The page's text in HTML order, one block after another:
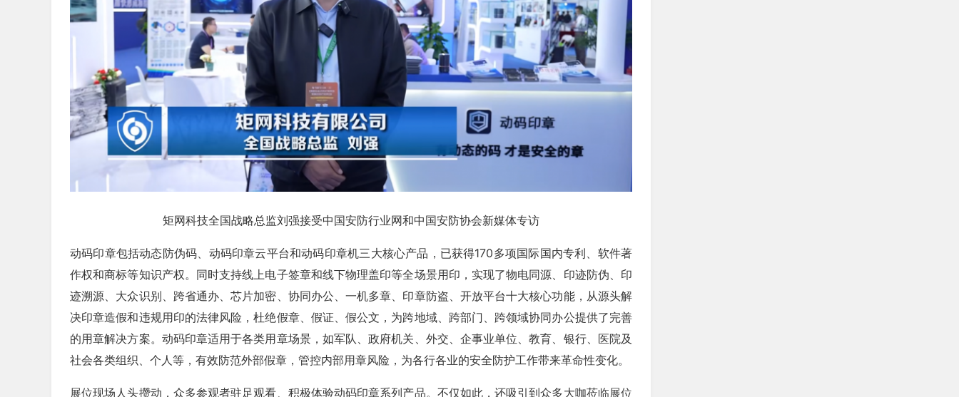
矩网科技全国战略总监刘强接受中国安防行业网和中国安防协会新媒体专访
动码印章包括动态防伪码、动码印章云平台和动码印章机三大核心产品，已获得170多项国际国内专利、软件著
作权和商标等知识产权。同时支持线上电子签章和线下物理盖印等全场景用印，实现了物电同源、印迹防伪、印
迹溯源、大众识别、跨省通办、芯片加密、协同办公、一机多章、印章防盗、开放平台十大核心功能，从源头解
决印章造假和违规用印的法律风险，杜绝假章、假证、假公文，为跨地域、跨部门、跨领域协同办公提供了完善
的用章解决方案。动码印章适用于各类用章场景，如军队、政府机关、外交、企事业单位、教育、银行、医院及
社会各类组织、个人等，有效防范外部假章，管控内部用章风险，为各行各业的安全防护工作带来革命性变化。
展位现场人头攒动，众多参观者驻足观看、积极体验动码印章系列产品。不仅如此，还吸引到众多大咖莅临展位